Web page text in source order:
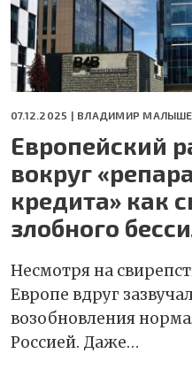
07.12.2025 | ВЛАДИМИР
Европейский
вокруг
кредита» как
злобного
Несмотря на
Европе вдруг
возобновления
Россией. Даже…